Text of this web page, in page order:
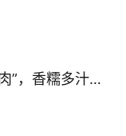
下饭菜“青椒酿肉”，香糯多汁鲜嫩下饭